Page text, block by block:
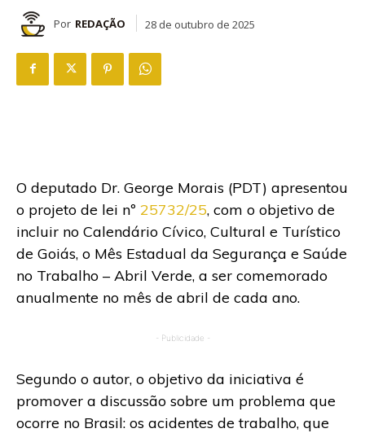
Por REDAÇÃO 28 de outubro de 2025
O deputado Dr. George Morais (PDT) apresentou
o projeto de lei nº 25732/25, com o objetivo de
incluir no Calendário Cívico, Cultural e Turístico
de Goiás, o Mês Estadual da Segurança e Saúde
no Trabalho – Abril Verde, a ser comemorado
anualmente no mês de abril de cada ano.
- Publicidade -
Segundo o autor, o objetivo da iniciativa é
promover a discussão sobre um problema que
ocorre no Brasil: os acidentes de trabalho, que